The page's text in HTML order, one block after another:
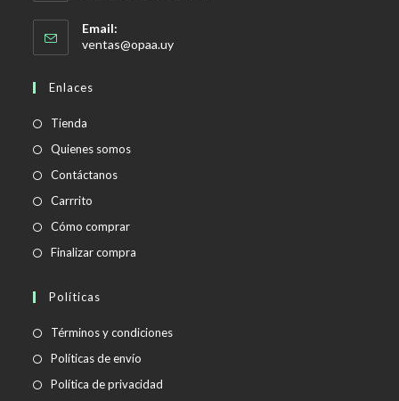
Email:
ventas@opaa.uySe
Enlaces
Tienda
Quienes somos
Contáctanos
Carrrito
Cómo comprar
Finalizar compra
Políticas
Términos y condicionesSe
Políticas de envío
abre
Política de privacidad